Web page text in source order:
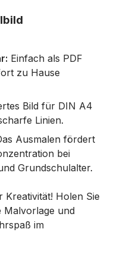
Einfach als PDF
zu Hause
Bild für DIN A4
Linien.
Ausmalen fördert
bei
Grundschulalter.
Kreativität! Holen Sie
Malvorlage und
im